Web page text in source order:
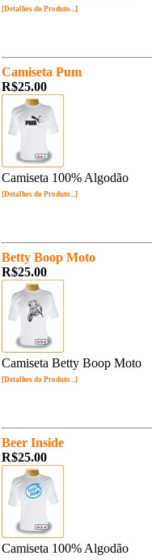
[Detalhes do Produto...]
Camiseta Pum
R$25.00
Camiseta 100% Algodão
[Detalhes do Produto...]
Betty Boop Moto
R$25.00
Camiseta Betty Boop Moto
[Detalhes do Produto...]
Beer Inside
R$25.00
Camiseta 100% Algodão